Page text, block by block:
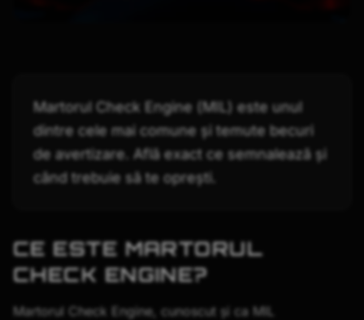
Martorul Check Engine (MIL) este unul
dintre cele mai comune și temute becuri
de avertizare. Află exact ce semnalează și
când trebuie să te oprești.
CE ESTE MARTORUL
CHECK ENGINE?
Martorul Check Engine, cunoscut și ca MIL